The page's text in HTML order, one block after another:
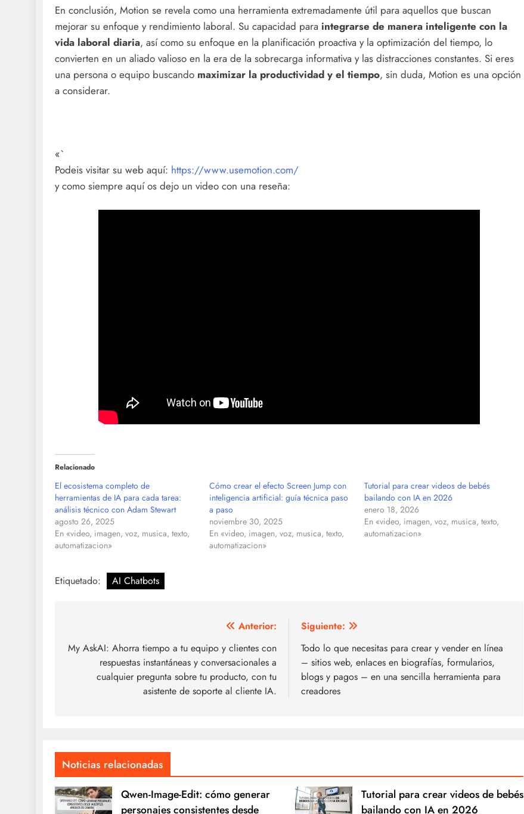
En conclusión, Motion se revela como una herramienta extremadamente útil para aquellos que buscan
mejorar su enfoque y rendimiento laboral. Su capacidad para integrarse de manera inteligente con la
vida laboral diaria, así como su enfoque en la planificación proactiva y la optimización del tiempo, lo
convierten en un aliado valioso en la era de la sobrecarga informativa y las distracciones constantes. Si eres
una persona o equipo buscando maximizar la productividad y el tiempo, sin duda, Motion es una opción
a considerar.
«`
Podeis visitar su web aquí: https://www.usemotion.com/
y como siempre aquí os dejo un video con una reseña:
Relacionado
El ecosistema completo de
herramientas de IA para cada tarea:
análisis técnico con Adam Stewart
agosto 26, 2025
En «video, imagen, voz, musica, texto,
automatizacion»
Cómo crear el efecto Screen Jump con
inteligencia artificial: guía técnica paso
a paso
noviembre 30, 2025
En «video, imagen, voz, musica, texto,
automatizacion»
Tutorial para crear videos de bebés
bailando con IA en 2026
enero 18, 2026
En «video, imagen, voz, musica, texto,
automatizacion»
Etiquetado: AI Chatbots
de
entradas
Anterior:
My AskAI: Ahorra tiempo a tu equipo y clientes con
respuestas instantáneas y conversacionales a
cualquier pregunta sobre tu producto, con tu
asistente de soporte al cliente IA.
Siguiente:
Todo lo que necesitas para crear y vender en línea
– sitios web, enlaces en biografías, formularios,
blogs y pagos – en una sencilla herramienta para
creadores
Noticias relacionadas
Qwen-Image-Edit: cómo generar
personajes consistentes desde
Tutorial para crear videos de bebés
bailando con IA en 2026